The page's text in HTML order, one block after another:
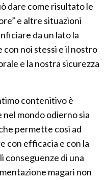
dare come risultato le
e altre situazioni
da un lato la
noi stessi e il nostro
e la nostra sicurezza
contenitivo è
mondo odierno sia
permette così ad
con efficacia e con la
conseguenze di una
magari non